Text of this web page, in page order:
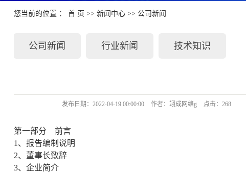
您当前的位置 ： 首 页 >> 新闻中心>> 公司新闻
公司新闻 行业新闻 技术知识
发布日期：2022-04-19 00:00:00 作者：翊成网络g 点击：268
第一部分
前言
1 、报告编制说明
2、董事长致辞
3、企业简介